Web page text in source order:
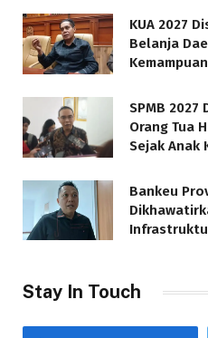
KUA 2027
Belanja
SPMB
Orang Tua
Sejak Anak
Bankeu
Stay In Touch